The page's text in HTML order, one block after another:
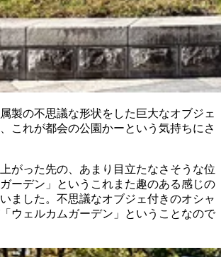
製の不思議な形状をした巨大なオブジェ
これが都会の公園かーという気持ちにさ
がった先の、あまり目立たなさそうな位
ーデン」というこれまた趣のある感じの
ました。不思議なオブジェ付きのオシャ
ウェルカムガーデン」ということなので